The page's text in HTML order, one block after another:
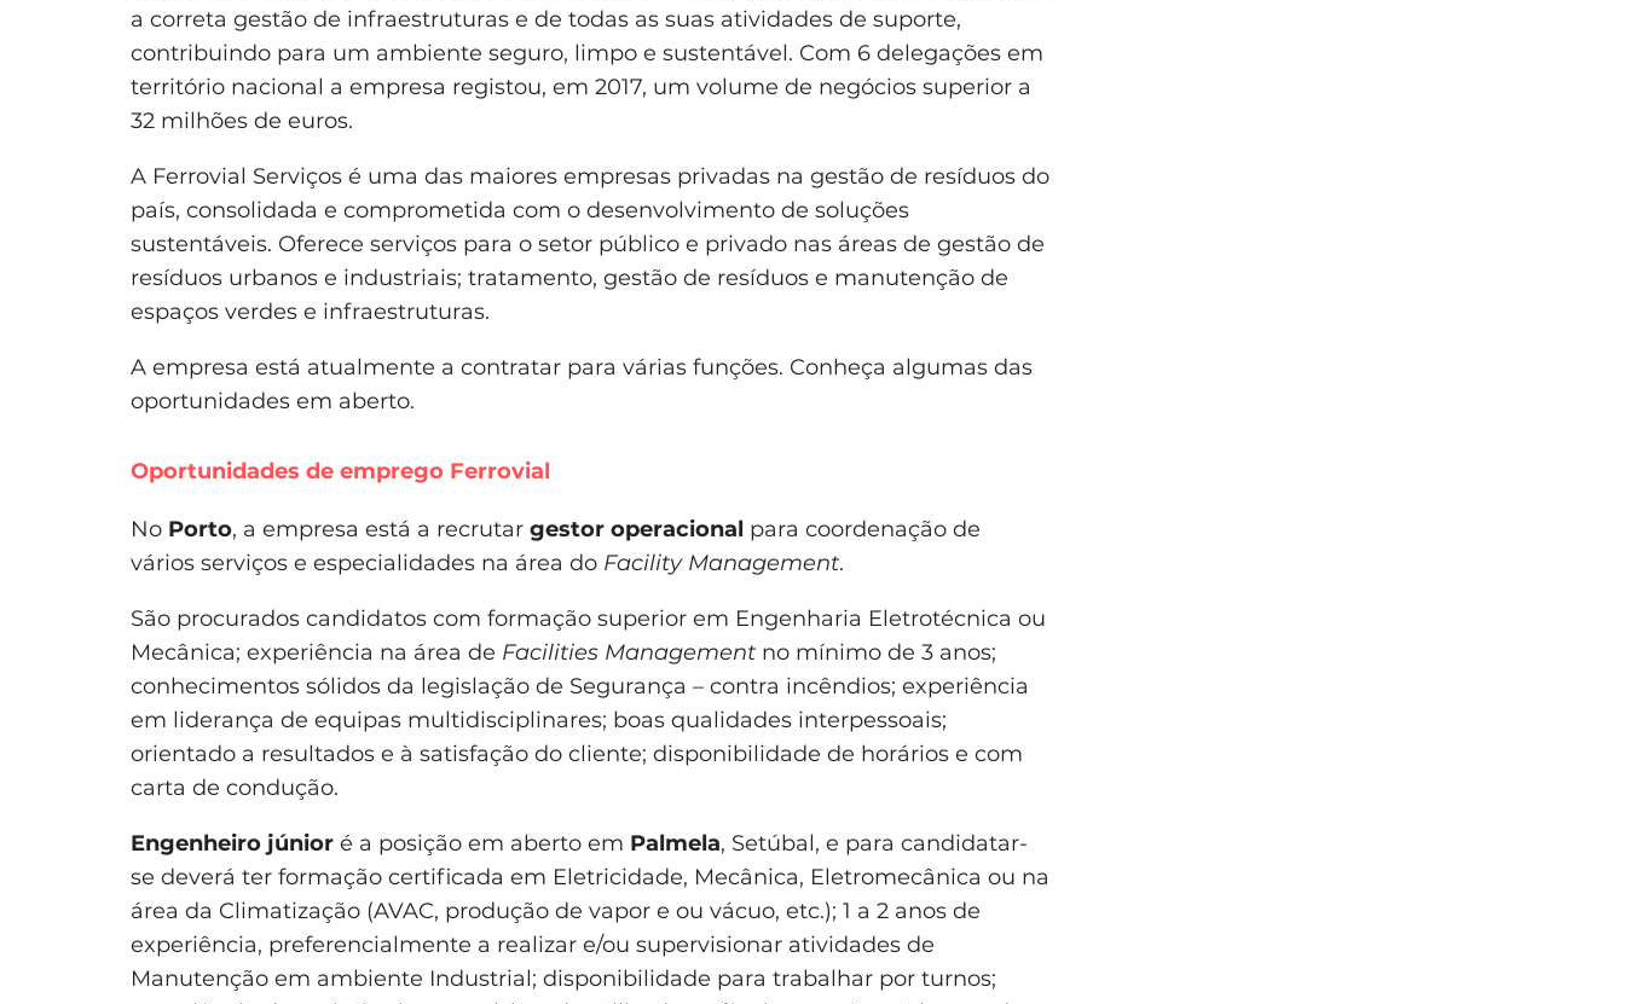
a correta gestão de infraestruturas e de todas as suas atividades de suporte,
contribuindo para um ambiente seguro, limpo e sustentável. Com 6 delegações em
território nacional a empresa registou, em 2017, um volume de negócios superior a
32 milhões de euros.
A Ferrovial Serviços é uma das maiores empresas privadas na gestão de resíduos do
país, consolidada e comprometida com o desenvolvimento de soluções
sustentáveis. Oferece serviços para o setor público e privado nas áreas de gestão de
resíduos urbanos e industriais; tratamento, gestão de resíduos e manutenção de
espaços verdes e infraestruturas.
A empresa está atualmente a contratar para várias funções. Conheça algumas das
oportunidades em aberto.
Oportunidades de emprego Ferrovial
No Porto, a empresa está a recrutar gestor operacional para coordenação de
vários serviços e especialidades na área do Facility Management.
São procurados candidatos com formação superior em Engenharia Eletrotécnica ou
Mecânica; experiência na área de Facilities Management no mínimo de 3 anos;
conhecimentos sólidos da legislação de Segurança – contra incêndios; experiência
em liderança de equipas multidisciplinares; boas qualidades interpessoais;
orientado a resultados e à satisfação do cliente; disponibilidade de horários e com
carta de condução.
Engenheiro júnior é a posição em aberto em Palmela, Setúbal, e para candidatar-
se deverá ter formação certificada em Eletricidade, Mecânica, Eletromecânica ou na
área da Climatização (AVAC, produção de vapor e ou vácuo, etc.); 1 a 2 anos de
experiência, preferencialmente a realizar e/ou supervisionar atividades de
Manutenção em ambiente Industrial; disponibilidade para trabalhar por turnos;